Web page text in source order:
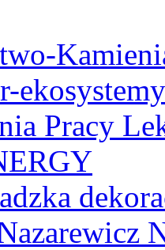
ekosystemy
Pracy